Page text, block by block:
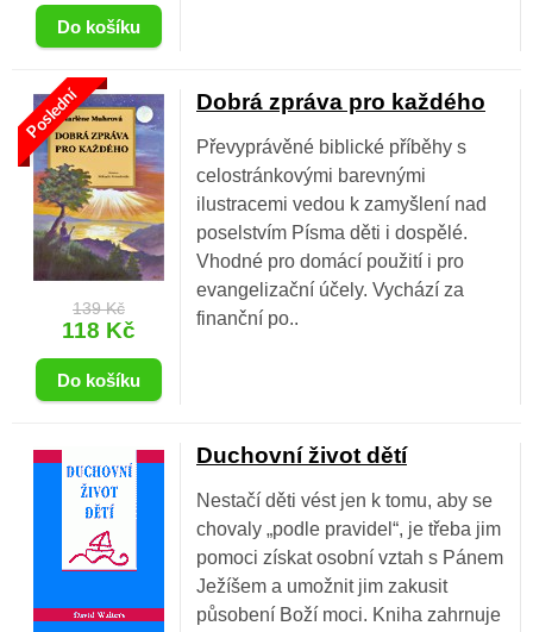
Poslední
139 Kč
118 Kč
Dobrá zpráva pro každého
Převyprávěné biblické příběhy s
celostránkovými barevnými
ilustracemi vedou k zamyšlení nad
poselstvím Písma děti i dospělé.
Vhodné pro domácí použití i pro
evangelizační účely. Vychází za
finanční po..
Duchovní život dětí
Nestačí děti vést jen k tomu, aby se
chovaly „podle pravidel“, je třeba jim
pomoci získat osobní vztah s Pánem
Ježíšem a umožnit jim zakusit
působení Boží moci. Kniha zahrnuje